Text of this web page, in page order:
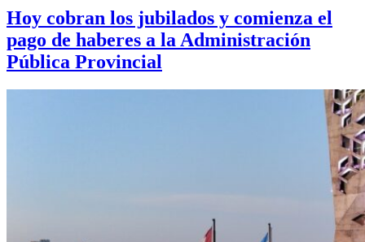
Hoy cobran los jubilados y comienza el
pago de haberes a la Administración
Pública Provincial